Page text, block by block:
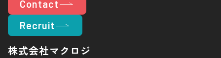
Contact
Recruit
株式会社マクロジ